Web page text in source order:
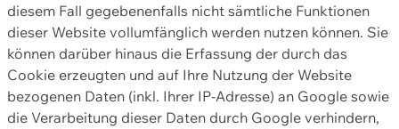
diesem Fall gegebenenfalls nicht sämtliche Funktionen
dieser Website vollumfänglich werden nutzen können. Sie
können darüber hinaus die Erfassung der durch das
Cookie erzeugten und auf Ihre Nutzung der Website
bezogenen Daten (inkl. Ihrer IP-Adresse) an Google sowie
die Verarbeitung dieser Daten durch Google verhindern,